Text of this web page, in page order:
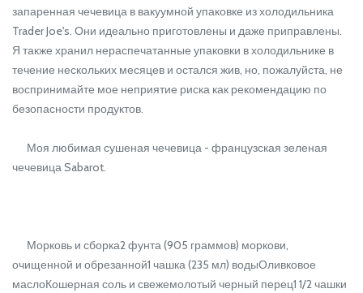
запаренная чечевица в вакуумной упаковке из холодильника
Trader Joe's. Они идеально приготовлены и даже приправлены.
Я также хранил нераспечатанные упаковки в холодильнике в
течение нескольких месяцев и остался жив, но, пожалуйста, не
воспринимайте мое неприятие риска как рекомендацию по
безопасности продуктов.
Моя любимая сушеная чечевица - французская зеленая
чечевица Sabarot.
Морковь и сборка2 фунта (905 граммов) моркови,
очищенной и обрезанной1 чашка (235 мл) водыОливковое
маслоКошерная соль и свежемолотый черный перец1 1/2 чашки